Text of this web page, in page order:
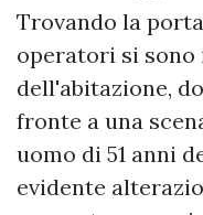
​Trovando la
operatori si
dell'abitazione,
fronte a una
uomo di 51 anni
evidente